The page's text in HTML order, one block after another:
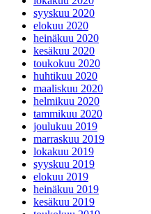
syyskuu 2020
elokuu 2020
heinäkuu 2020
kesäkuu 2020
toukokuu 2020
huhtikuu 2020
maaliskuu 2020
helmikuu 2020
tammikuu 2020
joulukuu 2019
marraskuu 2019
lokakuu 2019
syyskuu 2019
elokuu 2019
heinäkuu 2019
kesäkuu 2019